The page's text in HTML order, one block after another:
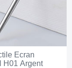
Ecran
H01 Argent